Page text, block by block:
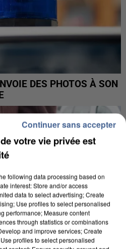
DES PHOTOS À SON
votre vie privée est
following data processing based on
interest: Store and/or access
data to select advertising; Create
Use profiles to select personalised
performance; Measure content
through statistics or combinations
and improve services; Create
profiles to select personalised
Continuer sans accepter